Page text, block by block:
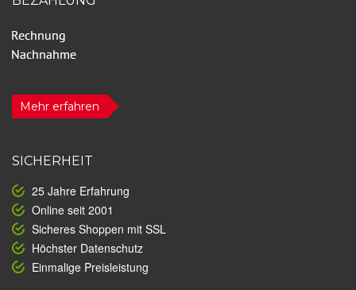
Mehr erfahren
SICHERHEIT
25 Jahre Erfahrung
Online seit 2001
Sicheres Shoppen mit SSL
Höchster Datenschutz
Einmalige Preisleistung